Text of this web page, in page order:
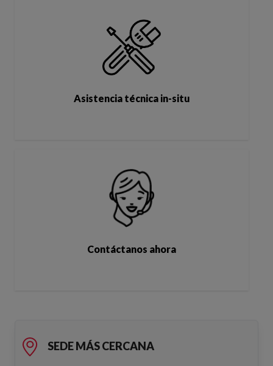
Asistencia técnica in-situ
Contáctanos ahora
SEDE MÁS CERCANA